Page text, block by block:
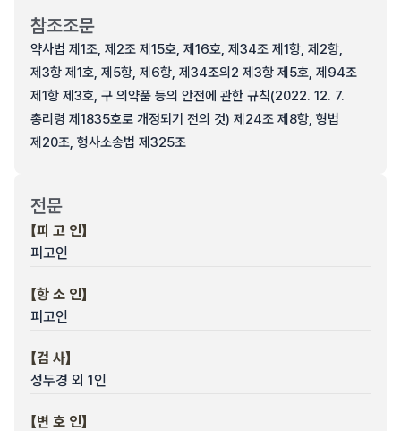
참조조문
약사법 제1조, 제2조 제15호, 제16호, 제34조 제1항, 제2항,
제3항 제1호, 제5항, 제6항, 제34조의2 제3항 제5호, 제94조
제1항 제3호, 구 의약품 등의 안전에 관한 규칙(2022. 12. 7.
총리령 제1835호로 개정되기 전의 것) 제24조 제8항, 형법
제20조, 형사소송법 제325조
전문
【피 고 인】
피고인
【항 소 인】
피고인
【검 사】
성두경 외 1인
【변 호 인】